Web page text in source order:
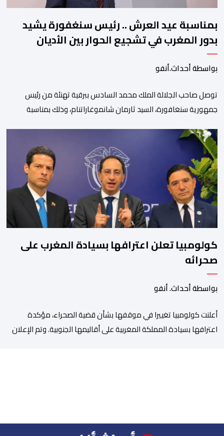
بمناسبة عيد العرش .. رئيس سنغفورة يشيد
بدور المغرب في تشجيع الحوار بين الأديان
بواسطة أحداث.أنفو
توصل صاحب الجلالة الملك محمد السادس ببرقية تهنئة من رئيس
جمهورية سنغافورة، السيد ثارمان شانموغاراتنام، وذلك بمناسبة
وأعرب السيد شانموغاراتنام، في هذه البرقية، باسم الشعب
السنغافوري، عن أحر تهانئه وأطيب متمنياته بموفور الصحة ومزيد من
التوفيق لجلالة الملك، وللشعب المغربي بمزيد من السلام والازدهار.
وأشاد الرئيس […]
كولومبيا تعلن اعترافها بسيادة المغرب على
صحرائه
بواسطة أحداث. أنفو
أعلنت كولومبيا تغييرا في موقفها بشأن قضية الصحراء، مؤكدة
اعترافها بسيادة المملكة المغربية على أقاليمها الجنوبية. وتم الإعلان